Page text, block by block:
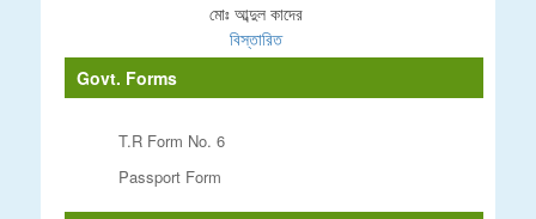
মোঃ আব্দুল কাদের
বিস্তারিত
Govt. Forms
T.R Form No. 6
Passport Form